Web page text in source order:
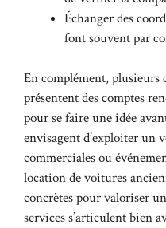
Échanger des
font souvent par
En complément, plusieurs
présentent des comptes
pour se faire une idée
envisagent d’exploiter un
commerciales ou
location de voitures
concrètes pour valoriser
services s’articulent bien